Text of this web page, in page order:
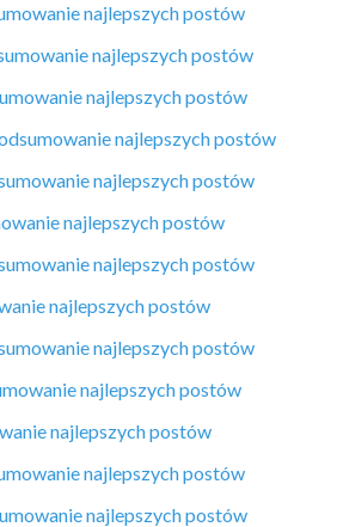
najlepszych postów
najlepszych postów
najlepszych postów
najlepszych postów
najlepszych postów
najlepszych postów
najlepszych postów
najlepszych postów
najlepszych postów
najlepszych postów
najlepszych postów
najlepszych postów
najlepszych postów